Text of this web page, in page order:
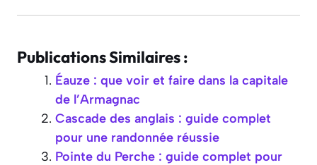
Publications Similaires :
Éauze : que voir et faire dans la capitale
de l’Armagnac
Cascade des anglais : guide complet
pour une randonnée réussie
Pointe du Perche : guide complet pour